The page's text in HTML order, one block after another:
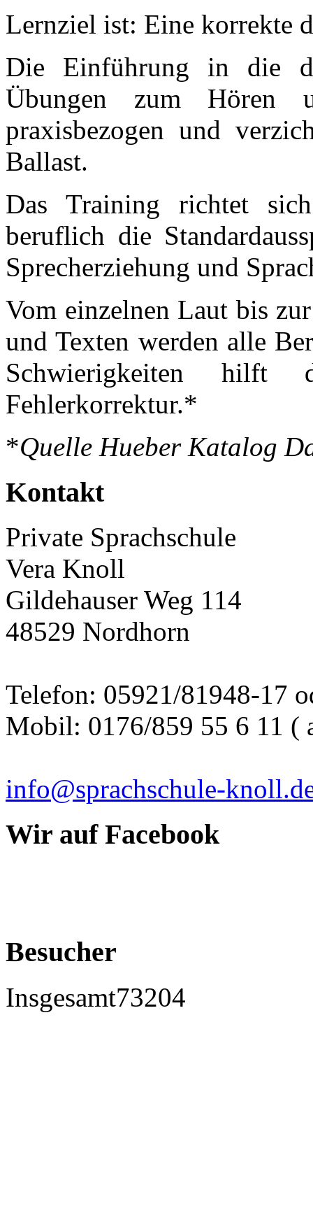
Lernziel ist: Eine korrekte
Die Einführung in die
Übungen zum Hören
praxisbezogen und
Ballast.
Das Training richtet
beruflich die
Sprecherziehung und
Vom einzelnen Laut bis
und Texten werden alle
Schwierigkeiten hilft
Fehlerkorrektur.*
*Quelle Hueber Katalog
Kontakt
Private Sprachschule
Vera Knoll
Gildehauser Weg 114
48529 Nordhorn
Telefon: 05921/81948-17
Mobil: 0176/859 55 6 11 (
info@sprachschule-
Wir auf Facebook
Besucher
Insgesamt73204